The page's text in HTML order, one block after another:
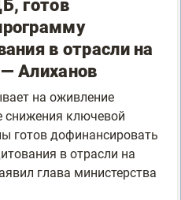
готов
в отрасли на
Алиханов
на оживление
снижения ключевой
готов дофинансировать
в отрасли на
глава министерства